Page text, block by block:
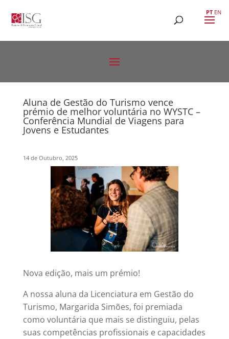
Aluna de Gestão do Turismo vence
prémio de melhor voluntária no WYSTC –
Conferência Mundial de Viagens para
Jovens e Estudantes
14 de Outubro, 2025
Nova edição, mais um prémio!
A nossa aluna da Licenciatura em Gestão do
Turismo, Margarida Simões, foi premiada
como voluntária que mais se distinguiu, pelas
suas competências profissionais e capacidades
PT EN